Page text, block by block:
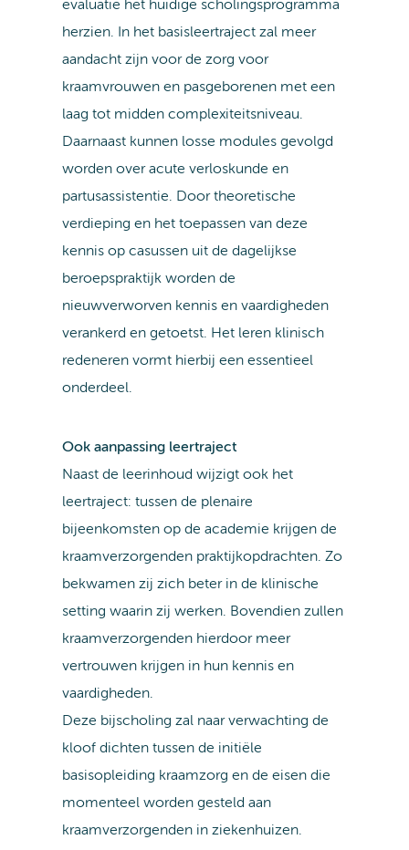
evaluatie het huidige scholingsprogramma
herzien. In het basisleertraject zal meer
aandacht zijn voor de zorg voor
kraamvrouwen en pasgeborenen met een
laag tot midden complexiteitsniveau.
Daarnaast kunnen losse modules gevolgd
worden over acute verloskunde en
partusassistentie. Door theoretische
verdieping en het toepassen van deze
kennis op casussen uit de dagelijkse
beroepspraktijk worden de
nieuwverworven kennis en vaardigheden
verankerd en getoetst. Het leren klinisch
redeneren vormt hierbij een essentieel
onderdeel.
Ook aanpassing leertraject
Naast de leerinhoud wijzigt ook het
leertraject: tussen de plenaire
bijeenkomsten op de academie krijgen de
kraamverzorgenden praktijkopdrachten. Zo
bekwamen zij zich beter in de klinische
setting waarin zij werken. Bovendien zullen
kraamverzorgenden hierdoor meer
vertrouwen krijgen in hun kennis en
vaardigheden.
Deze bijscholing zal naar verwachting de
kloof dichten tussen de initiële
basisopleiding kraamzorg en de eisen die
momenteel worden gesteld aan
kraamverzorgenden in ziekenhuizen.